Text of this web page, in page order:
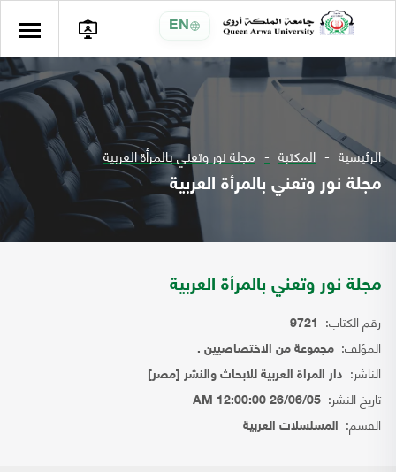
EN
الرئيسية المكتبة مجلة نور وتعني بالمرأة العربية
مجلة نور وتعني بالمرأة العربية
مجلة نور وتعني بالمرأة العربية
رقم الكتاب: 9721
المؤلف: مجموعة من الاختصاصيين .
الناشر: دار المراة العربية للابحاث والنشر [مصر]
تاريخ النشر: 26/06/05 12:00:00 AM
القسم: المسلسلات العربية